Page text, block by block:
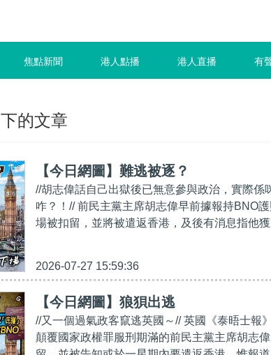
焦點新聞 港人點播 港人直播 有
下的文章
【今日網圖】難逃被逐？
//胡志偉話自己出獄後已無意參與政治，實際係
咋？！// 前民主黨主席胡志偉早前據報持BNO
場被扣留，並將被遣返香港，及後有消息指他
2026-07-27 15:59:36
【今日網圖】狼狽出逃
//又一個過氣政客竄逃英國～// 英國《泰晤士報
顛覆國家政權罪服刑期滿的前民主黨主席胡志